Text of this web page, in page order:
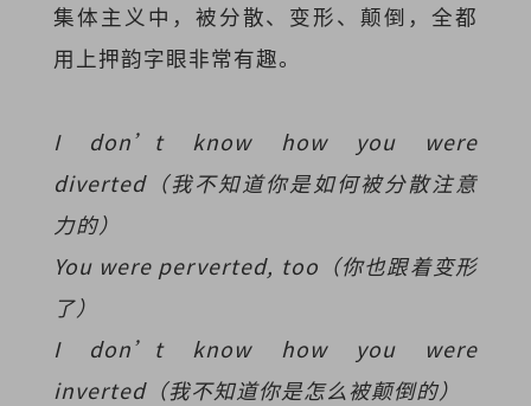
集体主义中，被分散、变形、颠倒，全都
用上押韵字眼非常有趣。
I don’t know how you were
diverted（我不知道你是如何被分散注意
力的）
You were perverted, too（你也跟着变形
了）
I don’t know how you were
inverted（我不知道你是怎么被颠倒的）